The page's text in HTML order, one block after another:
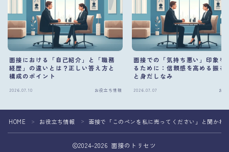
面接における「自己紹介」と「職務
経歴」の違いとは？正しい答え方と
構成のポイント
2026.07.10 お役立ち情報
面接での「気持ち悪い」印象を
るために：信頼感を高める振る
と身だしなみ
2026.07.07 お
HOME ＞ お役立ち情報 ＞ 面接で「このペンを私に売ってください」と聞かれ
2024–2026 面接のトリセツ